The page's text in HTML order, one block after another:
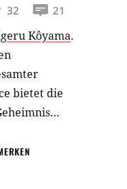
32 21
Kôyama.
bietet die